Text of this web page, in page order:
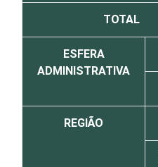
TOTAL
ESFERA
ADMINISTRATIVA
REGIÃO